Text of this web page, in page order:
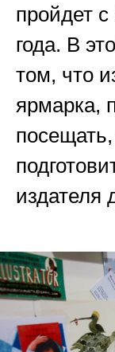
пройдет
года. В
том, что
ярмарка,
издателя